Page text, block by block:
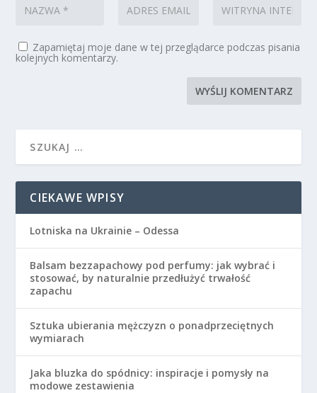
Zapamiętaj moje dane w tej przeglądarce podczas pisania
kolejnych komentarzy.
CIEKAWE WPISY
Lotniska na Ukrainie – Odessa
Balsam bezzapachowy pod perfumy: jak wybrać i
stosować, by naturalnie przedłużyć trwałość
zapachu
Sztuka ubierania mężczyzn o ponadprzeciętnych
wymiarach
Jaka bluzka do spódnicy: inspiracje i pomysły na
modowe zestawienia